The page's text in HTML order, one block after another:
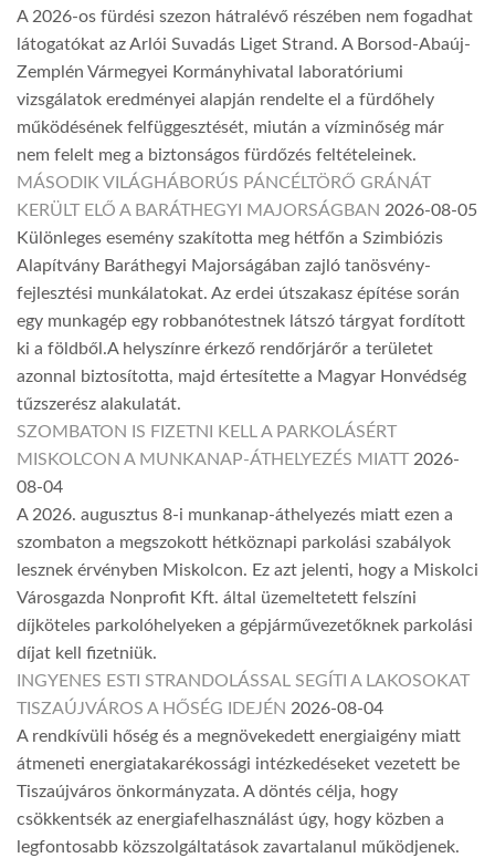
A 2026-os fürdési szezon hátralévő részében nem fogadhat
látogatókat az Arlói Suvadás Liget Strand. A Borsod-Abaúj-
Zemplén Vármegyei Kormányhivatal laboratóriumi
vizsgálatok eredményei alapján rendelte el a fürdőhely
működésének felfüggesztését, miután a vízminőség már
nem felelt meg a biztonságos fürdőzés feltételeinek.
MÁSODIK VILÁGHÁBORÚS PÁNCÉLTÖRŐ GRÁNÁT
KERÜLT ELŐ A BARÁTHEGYI MAJORSÁGBAN 2026-08-05
Különleges esemény szakította meg hétfőn a Szimbiózis
Alapítvány Baráthegyi Majorságában zajló tanösvény-
fejlesztési munkálatokat. Az erdei útszakasz építése során
egy munkagép egy robbanótestnek látszó tárgyat fordított
ki a földből.A helyszínre érkező rendőrjárőr a területet
azonnal biztosította, majd értesítette a Magyar Honvédség
tűzszerész alakulatát.
SZOMBATON IS FIZETNI KELL A PARKOLÁSÉRT
MISKOLCON A MUNKANAP-ÁTHELYEZÉS MIATT 2026-
08-04
A 2026. augusztus 8-i munkanap-áthelyezés miatt ezen a
szombaton a megszokott hétköznapi parkolási szabályok
lesznek érvényben Miskolcon. Ez azt jelenti, hogy a Miskolci
Városgazda Nonprofit Kft. által üzemeltetett felszíni
díjköteles parkolóhelyeken a gépjárművezetőknek parkolási
díjat kell fizetniük.
INGYENES ESTI STRANDOLÁSSAL SEGÍTI A LAKOSOKAT
TISZAÚJVÁROS A HŐSÉG IDEJÉN 2026-08-04
A rendkívüli hőség és a megnövekedett energiaigény miatt
átmeneti energiatakarékossági intézkedéseket vezetett be
Tiszaújváros önkormányzata. A döntés célja, hogy
csökkentsék az energiafelhasználást úgy, hogy közben a
legfontosabb közszolgáltatások zavartalanul működjenek.